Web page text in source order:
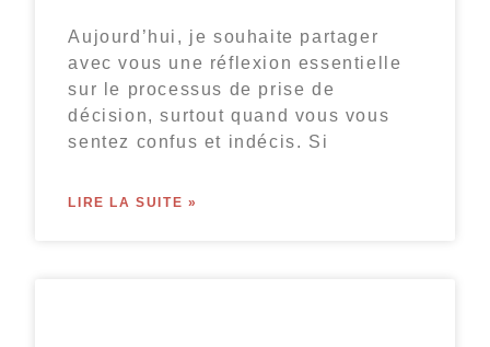
Aujourd’hui, je souhaite partager
avec vous une réflexion essentielle
sur le processus de prise de
décision, surtout quand vous vous
sentez confus et indécis. Si
LIRE LA SUITE »